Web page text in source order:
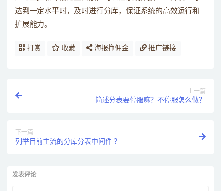
达到一定水平时，及时进行分库，保证系统的高效运行和
扩展能力。
打赏 收藏 海报挣佣金 推广链接
上一篇
简述分表要停服嘛？不停服怎么做？
下一篇
列举目前主流的分库分表中间件 ？
发表评论